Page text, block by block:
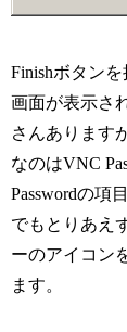
Finishボタン
画面が表示さ
さんあります
なのはVNC
Passwordの項
でもとりあえ
ーのアイコン
ます。